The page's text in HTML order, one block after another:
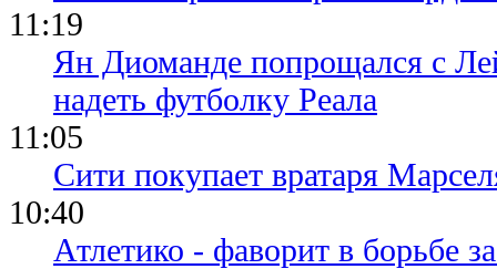
11:19
Ян Диоманде попрощался с
надеть футболку Реала
11:05
Сити покупает вратаря
10:40
Атлетико - фаворит в борьбе